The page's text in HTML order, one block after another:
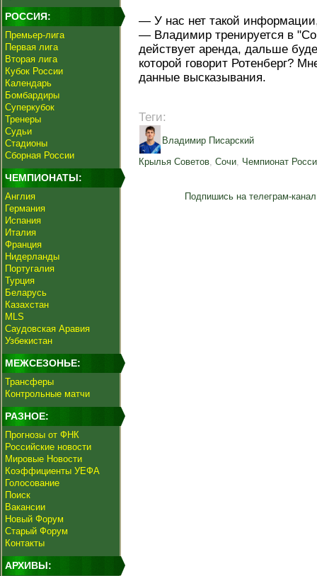
РОССИЯ:
Премьер-лига
Первая лига
Вторая лига
Кубок России
Календарь
Бомбардиры
Суперкубок
Тренеры
Судьи
Стадионы
Сборная России
ЧЕМПИОНАТЫ:
Англия
Германия
Испания
Италия
Франция
Нидерланды
Португалия
Турция
Беларусь
Казахстан
MLS
Саудовская Аравия
Узбекистан
МЕЖСЕЗОНЬЕ:
Трансферы
Контрольные матчи
РАЗНОЕ:
Прогнозы от ФНК
Российские новости
Мировые Новости
Коэффициенты УЕФА
Голосование
Поиск
Вакансии
Новый Форум
Старый Форум
Контакты
АРХИВЫ:
— У нас нет такой
— Владимир тренируется в
действует аренда, дальше
которой говорит Ротенберг?
данные высказывания.
Теги:
Владимир Писарский
Крылья Советов, Сочи, Чемпионат
Подпишись на телеграм-